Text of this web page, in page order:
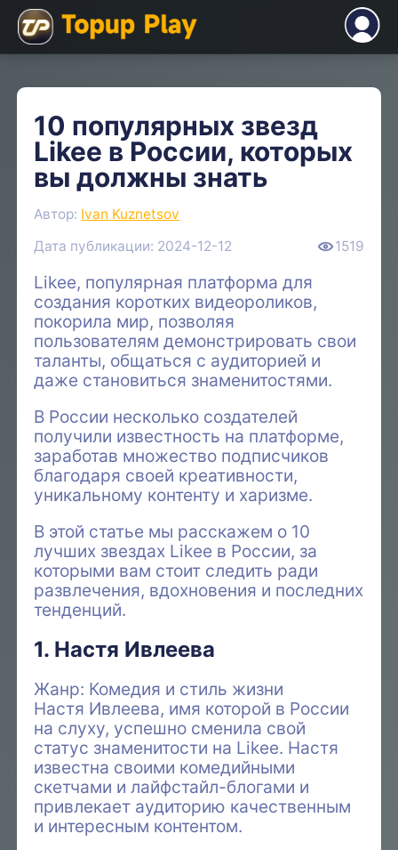
10 популярных звезд
Likee в России, которых
вы должны знать
Автор: Ivan Kuznetsov
Дата публикации: 2024-12-12
1519
Likee, популярная платформа для
создания коротких видеороликов,
покорила мир, позволяя
пользователям демонстрировать свои
таланты, общаться с аудиторией и
даже становиться знаменитостями.
В России несколько создателей
получили известность на платформе,
заработав множество подписчиков
благодаря своей креативности,
уникальному контенту и харизме.
В этой статье мы расскажем о 10
лучших звездах Likee в России, за
которыми вам стоит следить ради
развлечения, вдохновения и последних
тенденций.
1. Настя Ивлеева
Жанр: Комедия и стиль жизни
Настя Ивлеева, имя которой в России
на слуху, успешно сменила свой
статус знаменитости на Likee. Настя
известна своими комедийными
скетчами и лайфстайл-блогами и
привлекает аудиторию качественным
и интересным контентом.